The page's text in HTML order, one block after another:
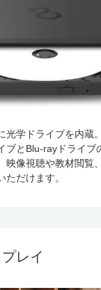
光学ドライブを内蔵
ブとBlu-rayドライブ
映像視聴や教材閲覧
ただけます。
レイ